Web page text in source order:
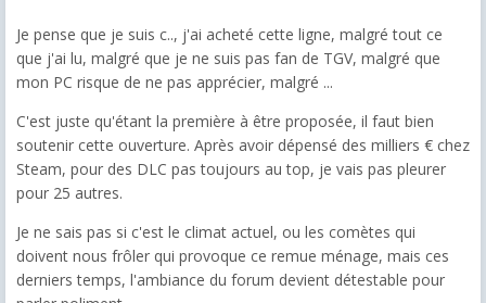
Je pense que je suis c.., j'ai acheté cette ligne, malgré tout ce
que j'ai lu, malgré que je ne suis pas fan de TGV, malgré que
mon PC risque de ne pas apprécier, malgré ...
C'est juste qu'étant la première à être proposée, il faut bien
soutenir cette ouverture. Après avoir dépensé des milliers € chez
Steam, pour des DLC pas toujours au top, je vais pas pleurer
pour 25 autres.
Je ne sais pas si c'est le climat actuel, ou les comètes qui
doivent nous frôler qui provoque ce remue ménage, mais ces
derniers temps, l'ambiance du forum devient détestable pour